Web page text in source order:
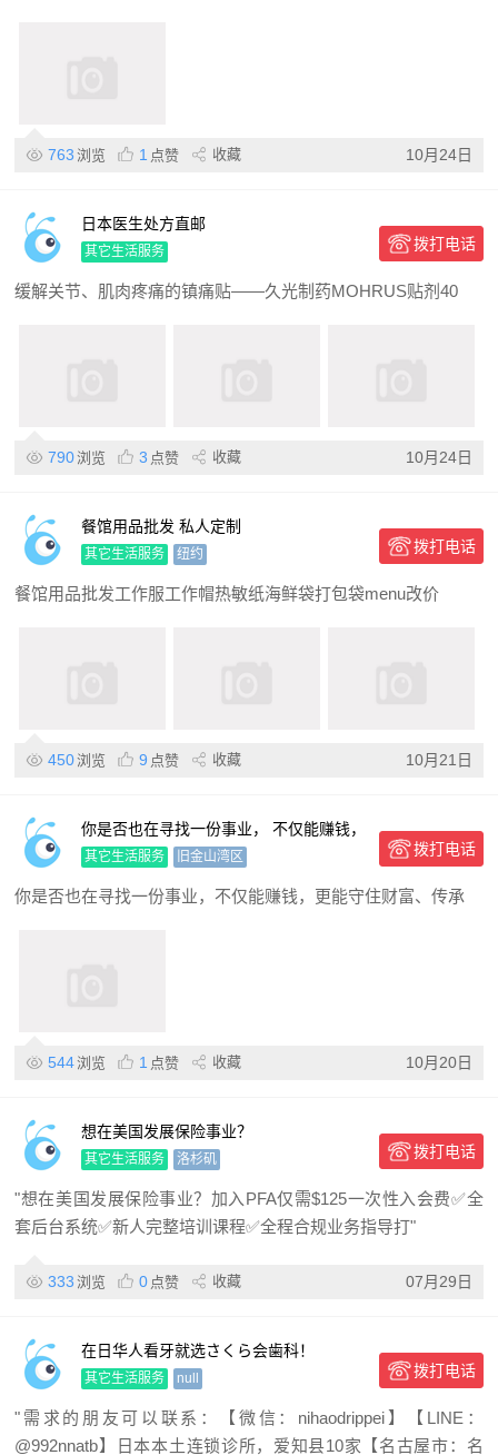
763 浏览 1 点赞 收藏 10月24日
日本医生处方直邮
其它生活服务 拨打电话
缓解关节、肌肉疼痛的镇痛贴——久光制药MOHRUS贴剂40
790浏览 3 点赞 收藏 10月24日
餐馆用品批发 私人定制
其它生活服务 纽约 拨打电话
餐馆用品批发工作服工作帽热敏纸海鲜袋打包袋menu改价
450浏览 9 点赞 收藏 10月21日
你是否也在寻找一份事业， 不仅能赚钱，
更能守住财富、传承爱？
其它生活服务 旧金山湾区 拨打电话
你是否也在寻找一份事业，不仅能赚钱，更能守住财富、传承
544浏览 1 点赞 收藏 10月20日
想在美国发展保险事业？
其它生活服务 洛杉矶 拨打电话
"想在美国发展保险事业？加入PFA仅需$125一次性入会费✅全
套后台系统✅新人完整培训课程✅全程合规业务指导打"
333 浏览 0 点赞 收藏 07月29日
在日华人看牙就选さくら会歯科！
其它生活服务 null 拨打电话
"需求的朋友可以联系：【微信：nihaodrippei】【LINE：
@992nnatb】日本本土连锁诊所，爱知县10家【名古屋市：名